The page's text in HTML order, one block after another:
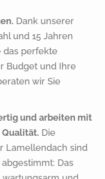
Dank unserer
und 15 Jahren
das perfekte
Budget und Ihre
wir Sie
und arbeiten mit
Die
Lamellendach sind
Das